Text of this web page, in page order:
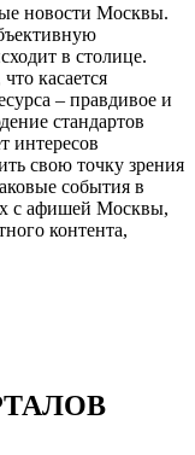
новости Москвы.
в столице.
касается
– правдивое и
стандартов
интересов
свою точку зрения
события в
с афишей Москвы,
контента,